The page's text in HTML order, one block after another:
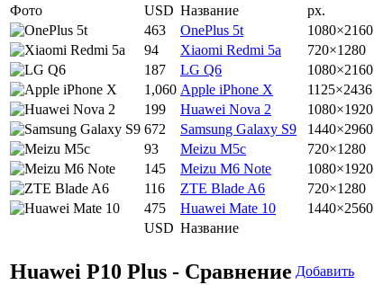
Фото
USD Название px.
USD Название
463 OnePlus 5t 1080×2160
94
Xiaomi Redmi 5a 720×1280
187
LG Q6 1080×2160
1,060 Apple iPhone X 1125×2436
199
Huawei Nova 2 1080×1920
672
Samsung Galaxy S9 1440×2960
93
Meizu M5c 720×1280
145
Meizu M6 Note 1080×1920
116
ZTE Blade A6 720×1280
475
Huawei Mate 10 1440×2560
Huawei P10 Plus - Сравнение Добавить